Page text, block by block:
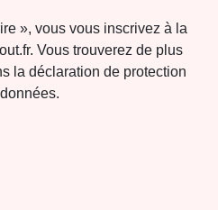
», vous vous inscrivez à la
Vous trouverez de plus
la déclaration de protection